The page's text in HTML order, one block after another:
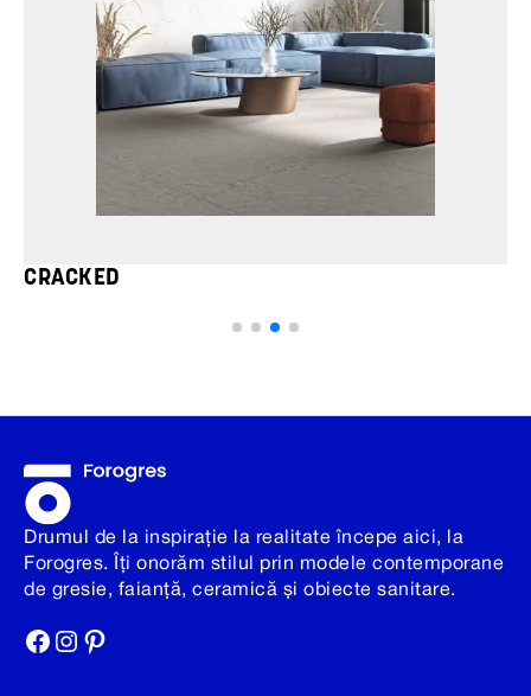
CRACKED
Drumul de la inspirație la realitate începe aici, la
Forogres. Îți onorăm stilul prin modele contemporane
de gresie, faianță, ceramică și obiecte sanitare.
Facebook
Instagram
Pinterest